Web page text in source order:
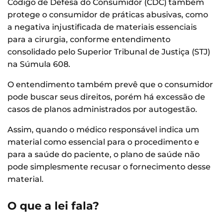
Código de Defesa do Consumidor (CDC) também
protege o consumidor de práticas abusivas, como
a negativa injustificada de materiais essenciais
para a cirurgia, conforme entendimento
consolidado pelo Superior Tribunal de Justiça (STJ)
na Súmula 608.
O entendimento também prevê que o consumidor
pode buscar seus direitos, porém há excessão de
casos de planos administrados por autogestão.
Assim, quando o médico responsável indica um
material como essencial para o procedimento e
para a saúde do paciente, o plano de saúde não
pode simplesmente recusar o fornecimento desse
material.
O que a lei fala?